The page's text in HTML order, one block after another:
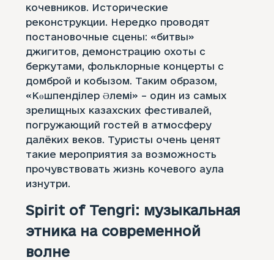
кочевников. Исторические
реконструкции. Нередко проводят
постановочные сцены: «битвы»
джигитов, демонстрацию охоты с
беркутами, фольклорные концерты с
домброй и кобызом. Таким образом,
«Көшпенділер Әлемі» – один из самых
зрелищных казахских фестивалей,
погружающий гостей в атмосферу
далёких веков. Туристы очень ценят
такие мероприятия за возможность
прочувствовать жизнь кочевого аула
изнутри.
Spirit of Tengri: музыкальная
этника на современной
волне